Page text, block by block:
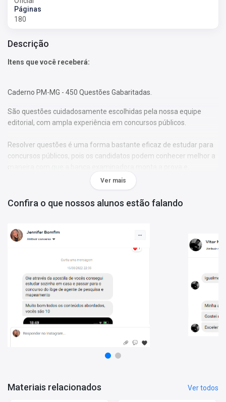
Páginas
180
Descrição
Itens que você receberá:
Caderno PM-MG - 450 Questões Gabaritadas.
São questões cuidadosamente escolhidas pela nossa equipe
editorial, com ampla experiência em concursos públicos.
Resolver questões é uma forma bastante eficaz de estudar para
concursos públicos, pois os candidatos podem conhecer melhor a
maneira com que a banca examinadora monta a prova e,
consequentemente, verificar como os temas são abordados ao
Vantagens de estudar com este Material:
- O conteúdo está organizado de forma a facilitar o treinamento
do candidato;
- Conheça o perfil da banca e direcione melhor seus estudos.
Ver mais
Confira o que nossos alunos estão falando
Materiais relacionados Ver todos